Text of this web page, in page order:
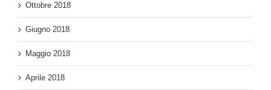
Ottobre 2018
Giugno 2018
Maggio 2018
Aprile 2018